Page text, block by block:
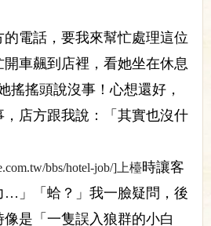
電話，要我來幫忙處理這位
車飆到店裡，看她坐在休息
搖搖頭說沒事！心想還好，
，店方跟我說：「其實也沒什
bbs/hotel-job/]上檯時讓客
…」「蛤？」我一臉疑問，後
是「一隻誤入狼群的小白